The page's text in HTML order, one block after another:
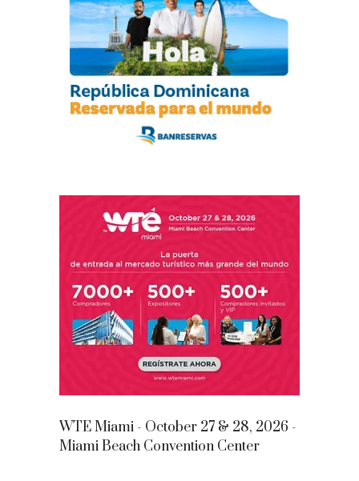
WTE Miami - October 27 & 28, 2026 -
Miami Beach Convention Center